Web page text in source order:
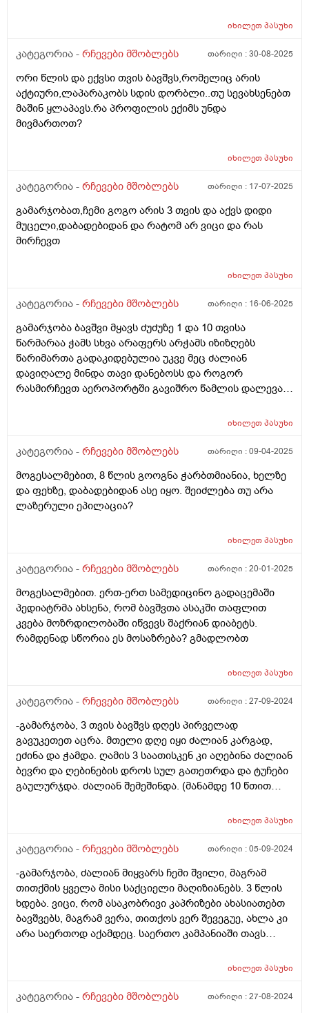
კვებით იკვებება ნორმალურად. იქნებ მირჩიოთ რა
სპეციალისტს მივმართო.
იხილეთპასუხი
კატეგორია - რჩევები მშობლებს თარიღი :30-08-2025
ორი წლის და ექვსი თვის ბავშვს,რომელიც არის
აქტიური,ლაპარაკობს სდის დორბლი..თუ სევახსენებთ
მაშინ ყლაპავს.რა პროფილის ექიმს უნდა
მივმართოთ?
იხილეთპასუხი
კატეგორია - რჩევები მშობლებს თარიღი : 17-07-2025
გამარჯობათ,ჩემი გოგო არის 3 თვის და აქვს დიდი
მუცელი,დაბადებიდან და რატომ არ ვიცი და რას
მირჩევთ
იხილეთპასუხი
კატეგორია - რჩევები მშობლებს თარიღი : 16-06-2025
გამარჯობა ბავშვი მყავს ძუძუზე 1 და 10 თვისა
წარმარაა ჭამს სხვა არაფერს არჭამს იზიზღებს
წარიმართა გადაკიდებულია უკვე მეც ძალიან
დავიღალე მინდა თავი დანებოსს და როგორ
რასმირჩევთ აეროპორტში გავიშრო წამლის დალევას
იხილეთპასუხი
კატეგორია - რჩევები მშობლებს თარიღი :09-04-2025
მოგესალმებით, 8 წლის გოოგნა ჭარბთმიანია, ხელზე
და ფეხზე, დაბადებიდან ასე იყო. შეიძლება თუ არა
ლაზერული ეპილაცია?
იხილეთპასუხი
კატეგორია - რჩევები მშობლებს თარიღი :20-01-2025
მოგესალმებით. ერთ-ერთ სამედიცინო გადაცემაში
პედიატრმა ახსენა, რომ ბავშვთა ასაკში თაფლით
კვება მოზრდილობაში იწვევს შაქრიან დიაბეტს.
რამდენად სწორია ეს მოსაზრება? გმადლობთ
იხილეთპასუხი
კატეგორია - რჩევები მშობლებს თარიღი :27-09-2024
-გამარჯობა, 3 თვის ბავშვს დღეს პირველად
გავუკეთეთ აცრა. მთელი დღე იყი ძალიან კარგად,
ეძინა და ჭამდა. ღამის 3 საათისკენ კი აღებინა ძალიან
ბევრი და ღებინების დროს სულ გათეთრდა და ტუჩები
გაულურჯდა. ძალიან შემეშინდა. (მანამდე 10 წთით
სასწრაფოს და სიცხეს უწევდა მაგ დროს ავარაუდოდო
მაინტერესევს ეს გალურჯება და გათეთრება საშიშია?
იხილეთპასუხი
კატეგორია - რჩევები მშობლებს თარიღი :05-09-2024
-გამარჯობა, ძალიან მიყვარს ჩემი შვილი, მაგრამ
თითქმის ყველა მისი საქციელი მაღიზიანებს. 3 წლის
ხდება. ვიცი, რომ ასაკობრივი კაპრიზები ახასიათებთ
ბავშვებს, მაგრამ ვერა, თითქოს ვერ შევეგუე, ახლა კი
არა საერთოდ აქამდეც. საერთო კამპანიაში თავს
ვერც ის. ძალიან განვიცდი, მასთან გატარებული დრო
გაუგონარია. არ ვიცი ასე რომ ვარ განწყობილი
იხილეთპასუხი
კატეგორია - რჩევები მშობლებს თარიღი :27-08-2024